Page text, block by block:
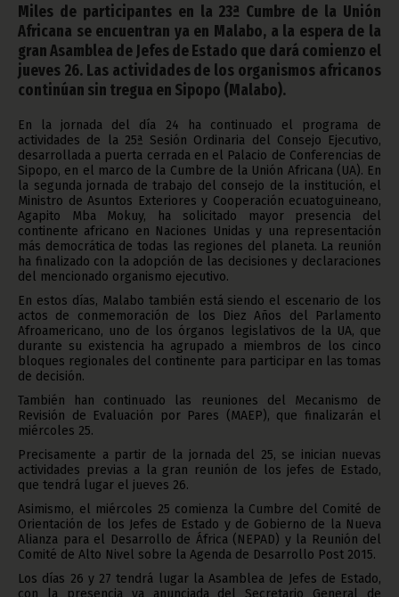
Miles de participantes en la 23ª Cumbre de la Unión
Africana se encuentran ya en Malabo, a la espera de la
gran Asamblea de Jefes de Estado que dará comienzo el
jueves 26. Las actividades de los organismos africanos
continúan sin tregua en Sipopo (Malabo).
En la jornada del día 24 ha continuado el programa de
actividades de la 25ª Sesión Ordinaria del Consejo Ejecutivo,
desarrollada a puerta cerrada en el Palacio de Conferencias de
Sipopo, en el marco de la Cumbre de la Unión Africana (UA). En
la segunda jornada de trabajo del consejo de la institución, el
Ministro de Asuntos Exteriores y Cooperación ecuatoguineano,
Agapito Mba Mokuy, ha solicitado mayor presencia del
continente africano en Naciones Unidas y una representación
más democrática de todas las regiones del planeta. La reunión
ha finalizado con la adopción de las decisiones y declaraciones
del mencionado organismo ejecutivo.
En estos días, Malabo también está siendo el escenario de los
actos de conmemoración de los Diez Años del Parlamento
Afroamericano, uno de los órganos legislativos de la UA, que
durante su existencia ha agrupado a miembros de los cinco
bloques regionales del continente para participar en las tomas
de decisión.
También han continuado las reuniones del Mecanismo de
Revisión de Evaluación por Pares (MAEP), que finalizarán el
miércoles 25.
Precisamente a partir de la jornada del 25, se inician nuevas
actividades previas a la gran reunión de los jefes de Estado,
que tendrá lugar el jueves 26.
Asimismo, el miércoles 25 comienza la Cumbre del Comité de
Orientación de los Jefes de Estado y de Gobierno de la Nueva
Alianza para el Desarrollo de África (NEPAD) y la Reunión del
Comité de Alto Nivel sobre la Agenda de Desarrollo Post 2015.
Los días 26 y 27 tendrá lugar la Asamblea de Jefes de Estado,
con la presencia ya anunciada del Secretario General de